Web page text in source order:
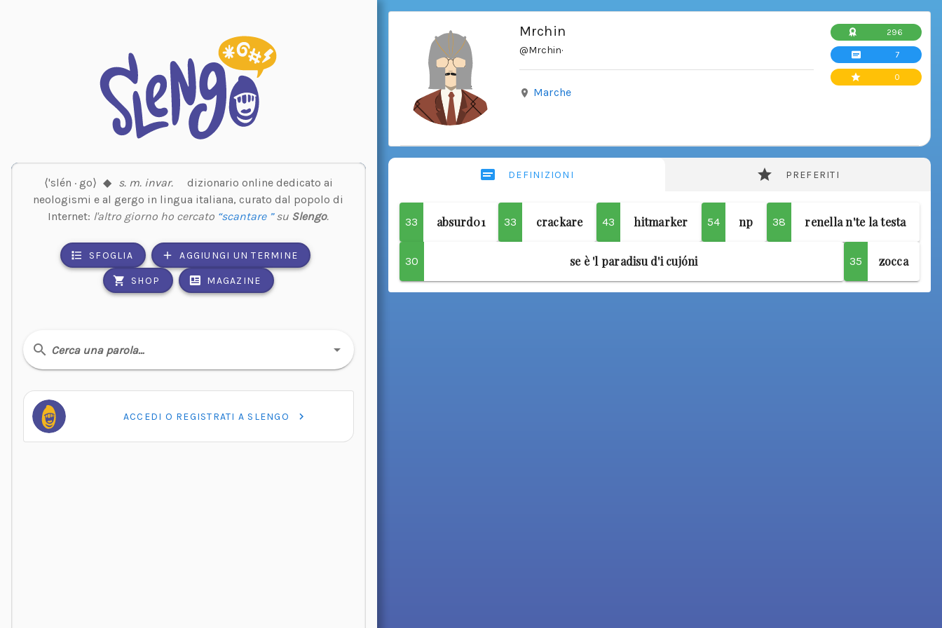
⟨'slén · go⟩ ◆ s. m. invar.
dizionario online dedicato ai
neologismi e al gergo in lingua italiana, curato dal popolo di
Internet: l'altro giorno ho cercato “scantare ”su Slengo.
SFOGLIA AGGIUNGI UN TERMINE
SHOP MAGAZINE
Cerca una parola…
ACCEDI O REGISTRATI A SLENGO
Mrchin
@Mrchin·
Marche
296
7
0
DEFINIZIONI PREFERITI
33 absurd01 33 crackare 43 hitmarker 54 np 38 renella n'te la testa
30 se è 'l paradisu d'i cujóni 35 zocca